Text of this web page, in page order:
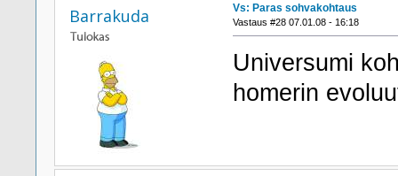
Barrakuda Vs: Paras sohvakohtaus
Vastaus #28 07.01.08 - 16:18
Universumi
homerin